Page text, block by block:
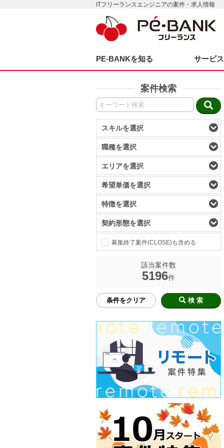
ITフリーランスエンジニアの案件・求人情報
PE-BANKを知る サービ
案件検索
スキルを選択
職種を選択
エリアを選択
希望単価を選択
特徴を選択
契約形態を選択
募集終了案件(CLOSE)も含める
該当案件数
5196件
条件をクリア 検 索